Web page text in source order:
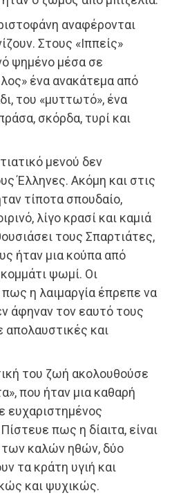
αναφέρονται
Στους «Ιππείς»
ψημένο μέσα σε
ένα ανακάτεμα από
του «μυττωτό», ένα
σκόρδα, τυρί και
μενού δεν
Έλληνες. Ακόμη και στις
τίποτα σπουδαίο,
λίγο κρασί και καμιά
τους Σπαρτιάτες,
ήταν μια κούπα από
ψωμί. Οι
η λαιμαργία έπρεπε να
άφηναν τον εαυτό τους
απολαυστικές και
του ζωή ακολουθούσε
που ήταν μια καθαρή
ευχαριστημένος
πως η δίαιτα, είναι
των καλών ηθών, δύο
τα κράτη υγιή και
και ψυχικώς.